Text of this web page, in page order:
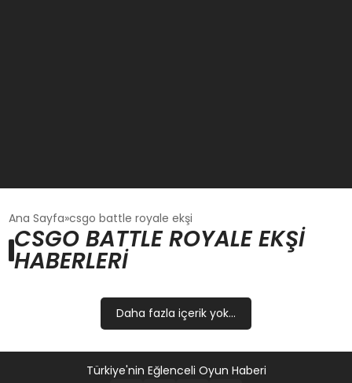
GÜNCEL
OYUN HABERLERI
EĞITIM
Ana Sayfa csgo battle royale ekşi
CSGO BATTLE ROYALE EKŞI
HABERLERI
Daha fazla içerik yok...
Türkiye'nin Eğlenceli Oyun Haberi